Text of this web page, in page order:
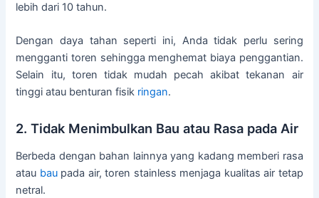
lebih dari 10 tahun.
Dengan daya tahan seperti ini, Anda tidak perlu sering
mengganti toren sehingga menghemat biaya penggantian.
Selain itu, toren tidak mudah pecah akibat tekanan air
tinggi atau benturan fisik ringan.
2. Tidak Menimbulkan Bau atau Rasa pada Air
Berbeda dengan bahan lainnya yang kadang memberi rasa
atau baupada air, toren stainless menjaga kualitas air tetap
netral.